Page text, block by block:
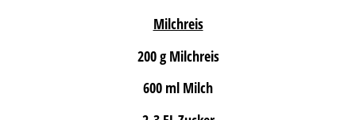
Milchreis
200 g Milchreis
600 ml Milch